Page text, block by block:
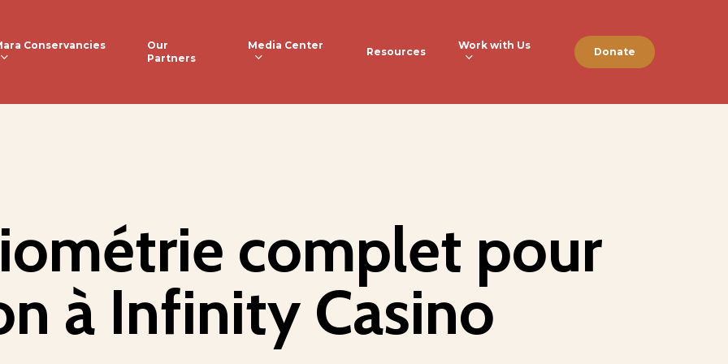
Conservancies
Our
Partners
Media Center
Resources
Work with Us
Donate
complet pour
à Infinity Casino